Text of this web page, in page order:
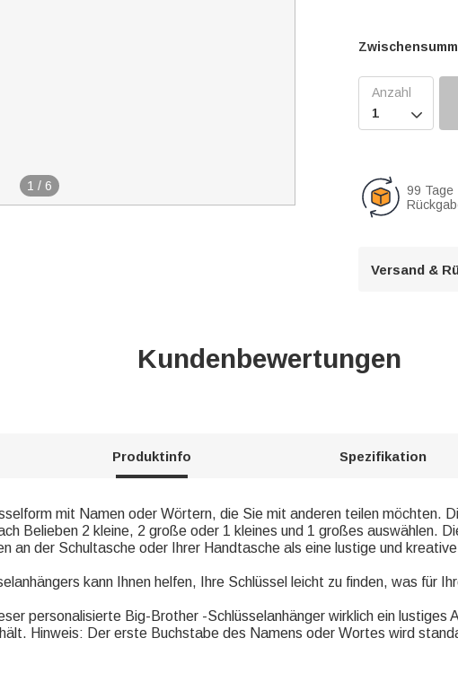
1 / 6

99 Tage
Versand &
Kundenbewertungen
Produktinfo Spezifikation
mit Namen oder Wörtern, die Sie mit anderen teilen möchten.
Belieben 2 kleine, 2 große oder 1 kleines und 1 großes auswählen.
an der Schultasche oder Ihrer Handtasche als eine lustige und
kann Ihnen helfen, Ihre Schlüssel leicht zu finden, was für
personalisierte Big-Brother -Schlüsselanhänger wirklich ein lustiges
Hinweis: Der erste Buchstabe des Namens oder Wortes wird